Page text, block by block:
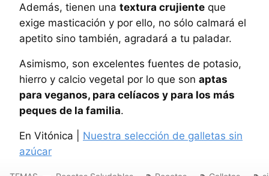
Además, tienen una textura crujiente que
exige masticación y por ello, no sólo calmará el
apetito sino también, agradará a tu paladar.
Asimismo, son excelentes fuentes de potasio,
hierro y calcio vegetal por lo que son aptas
para veganos, para celíacos y para los más
peques de la familia.
En Vitónica | Nuestra selección de galletas sin
azúcar